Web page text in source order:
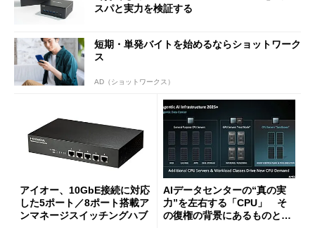
スパと実力を検証する
短期・単発バイトを始めるならショットワーク
ス
AD（ショットワークス）
アイオー、10GbE接続に対応
した5ポート／8ポート搭載ア
ンマネージスイッチングハブ
AIデータセンターの“真の実
力”を左右する「CPU」 そ
の復権の背景にあるものと